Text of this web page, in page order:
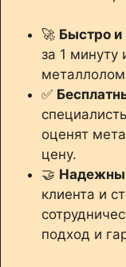
🚀 Быстро и
за 1
✅
оценят
цену.
🤝
клиента и
подход и